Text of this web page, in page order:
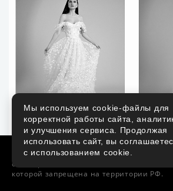
Facebook* VK Instagram*
сеть, принадлежащая Meta Platforms Inc.,
которой запрещена на территории РФ.
Мы используем cookie-файлы для
корректной работы сайта,
и улучшения сервиса. Продолжая
использовать сайт, вы
с использованием cookie.